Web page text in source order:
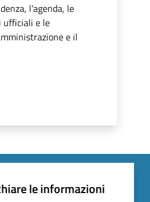
l'agenda, le
ufficiali e le
e il
le informazioni